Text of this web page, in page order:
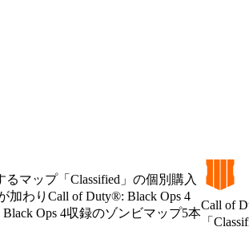
Call of
「
マップ「Classified」の個別購入
わりCall of Duty®: Black Ops 4
Ops 4収録のゾンビマップ5本